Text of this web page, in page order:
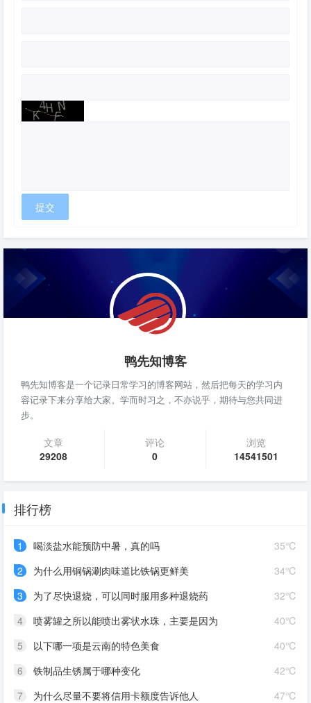
鸭先知博客
鸭先知博客是一个记录日常学习的博客网站，然后把每天的学习内
容记录下来分享给大家。学而时习之，不亦说乎，期待与您共同进
步。
文章
29208
评论
0
浏览
14541501
排行榜
35℃
1
喝淡盐水能预防中暑，真的吗
34℃
2
为什么用铜锅涮肉味道比铁锅更鲜美
32℃
3
为了尽快退烧，可以同时服用多种退烧药
40℃
4
喷雾罐之所以能喷出雾状水珠，主要是因为
40℃
5
以下哪一项是云南的特色美食
42℃
6
铁制品生锈属于哪种变化
47℃
7
为什么尽量不要将信用卡额度告诉他人